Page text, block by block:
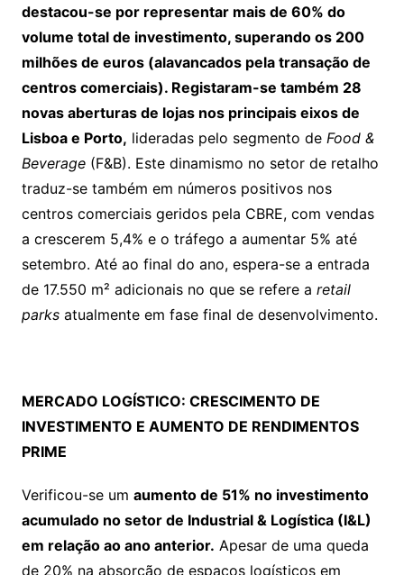
destacou-se por representar mais de 60% do
volume total de investimento, superando os 200
milhões de euros (alavancados pela transação de
centros comerciais). Registaram-se também 28
novas aberturas de lojas nos principais eixos de
Lisboa e Porto, lideradas pelo segmento de Food &
Beverage (F&B). Este dinamismo no setor de retalho
traduz-se também em números positivos nos
centros comerciais geridos pela CBRE, com vendas
a crescerem 5,4% e o tráfego a aumentar 5% até
setembro. Até ao final do ano, espera-se a entrada
de 17.550 m² adicionais no que se refere a retail
parks atualmente em fase final de desenvolvimento.
MERCADO LOGÍSTICO: CRESCIMENTO DE
INVESTIMENTO E AUMENTO DE RENDIMENTOS
PRIME
Verificou-se um aumento de 51% no investimento
acumulado no setor de Industrial & Logística (I&L)
em relação ao ano anterior. Apesar de uma queda
de 20% na absorção de espaços logísticos em